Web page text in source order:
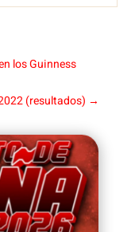
los Guinness
(resultados) →